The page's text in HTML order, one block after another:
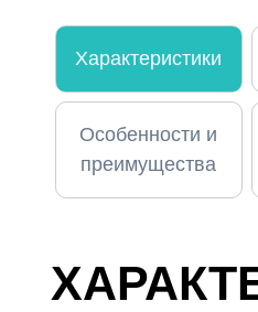
Характеристики
Особенности и
преимущества